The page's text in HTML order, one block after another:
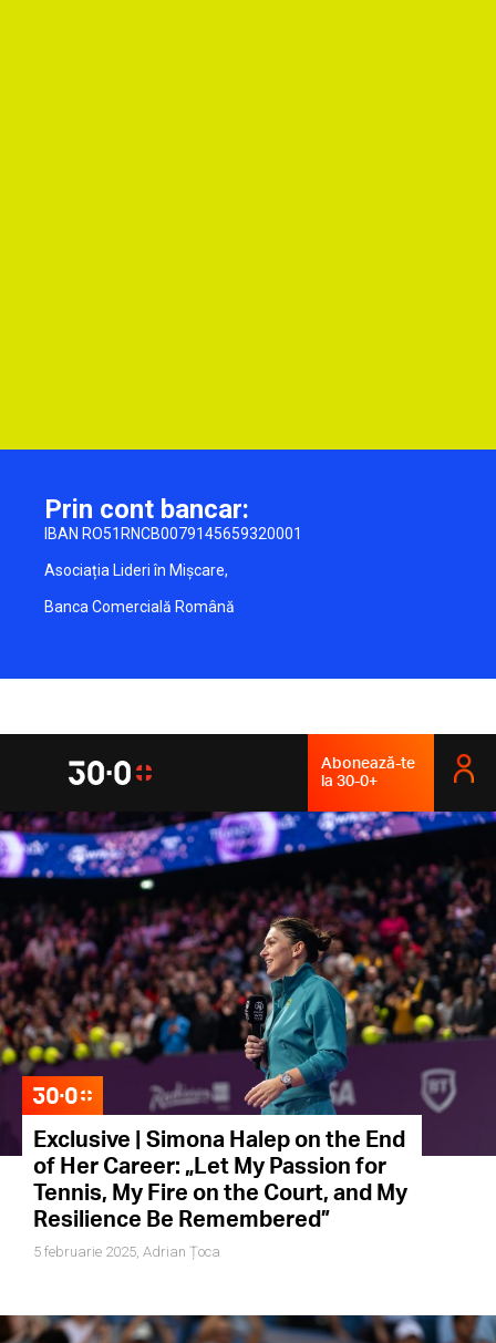
Prin cont bancar:
IBAN RO51RNCB0079145659320001
Asociația Lideri în Mișcare,
Banca Comercială Română
Abonează-te
la 30-0+
Exclusive | Simona Halep on the End
of Her Career: „Let My Passion for
Tennis, My Fire on the Court, and My
Resilience Be Remembered”
5 februarie 2025, Adrian Țoca